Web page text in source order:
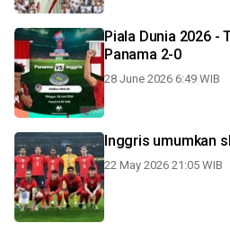
Piala Dunia 2026 -
Panama 2-0
28 June 2026 6:49 WIB
Inggris umumkan
22 May 2026 21:05 WIB